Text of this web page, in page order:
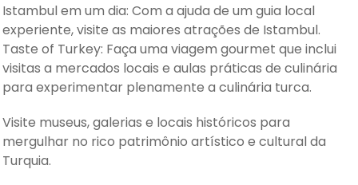
Istambul em um dia: Com a ajuda de um guia local
experiente, visite as maiores atrações de Istambul.
Taste of Turkey: Faça uma viagem gourmet que inclui
visitas a mercados locais e aulas práticas de culinária
para experimentar plenamente a culinária turca.
Visite museus, galerias e locais históricos para
mergulhar no rico patrimônio artístico e cultural da
Turquia.